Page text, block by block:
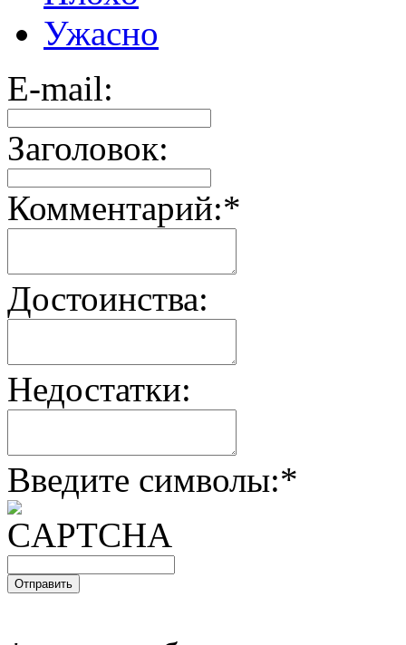
Ужасно
E-mail:
Заголовок:
Комментарий:*
Достоинства:
Недостатки:
Введите символы:*